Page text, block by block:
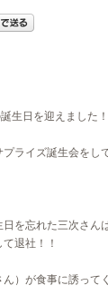
生日を迎えました
ライズ誕生会をし
を忘れた三次さん
退社！！
）が食事に誘って